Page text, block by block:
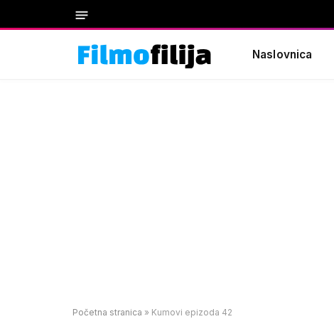
Naslovnica
Početna stranica » Kumovi epizoda 42